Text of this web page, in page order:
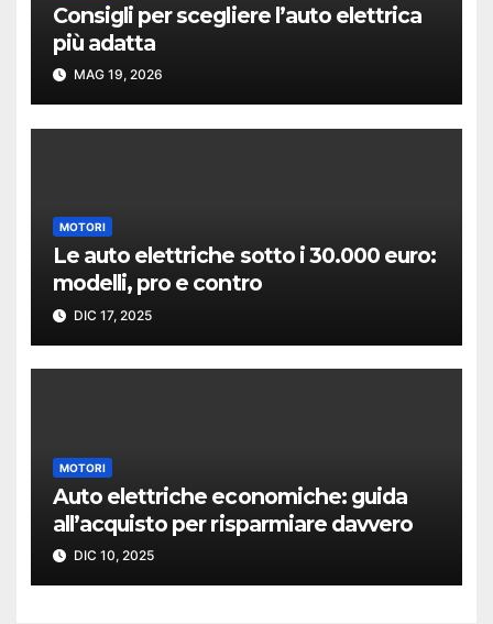
Consigli per scegliere l’auto elettrica
più adatta
MAG 19, 2026
MOTORI
Le auto elettriche sotto i 30.000 euro:
modelli, pro e contro
DIC 17, 2025
MOTORI
Auto elettriche economiche: guida
all’acquisto per risparmiare davvero
DIC 10, 2025